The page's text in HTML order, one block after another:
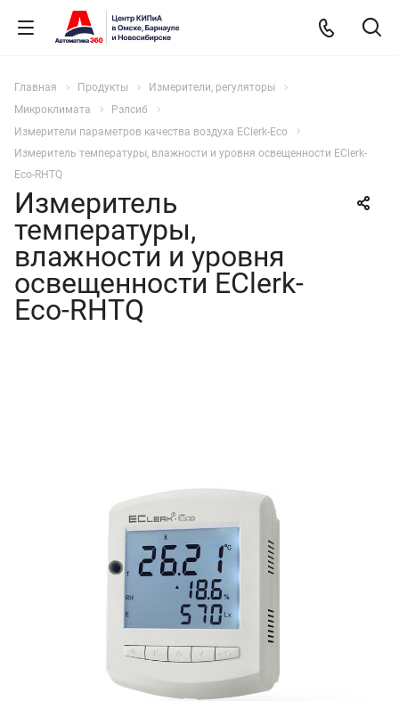
Главная Продукты
Измерители, регуляторы
Микроклимата
Рэлсиб
Измерители параметров качества воздуха EClerk-Eco
Измеритель температуры, влажности и уровня освещенности EClerk-
Eco-RHTQ
Измеритель
температуры,
влажности и уровня
освещенности EClerk-
Eco-RHTQ